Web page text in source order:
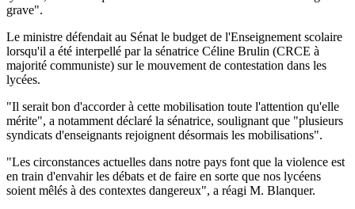
grave".
Le ministre défendait au Sénat le budget de l'Enseignement scolaire
lorsqu'il a été interpellé par la sénatrice Céline Brulin (CRCE à
majorité communiste) sur le mouvement de contestation dans les
lycées.
"Il serait bon d'accorder à cette mobilisation toute l'attention qu'elle
mérite", a notamment déclaré la sénatrice, soulignant que "plusieurs
syndicats d'enseignants rejoignent désormais les mobilisations".
"Les circonstances actuelles dans notre pays font que la violence est
en train d'envahir les débats et de faire en sorte que nos lycéens
soient mêlés à des contextes dangereux", a réagi M. Blanquer.